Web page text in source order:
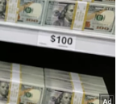
minum teh
beragama
dalam